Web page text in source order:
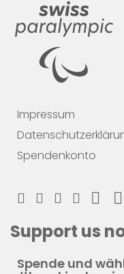
Impressum
Spendenkonto
Support us
Spende und